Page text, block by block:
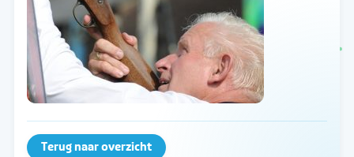
Terug naar overzicht